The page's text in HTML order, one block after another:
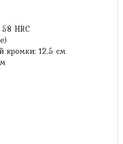
HRC
кромки: 12.5 см